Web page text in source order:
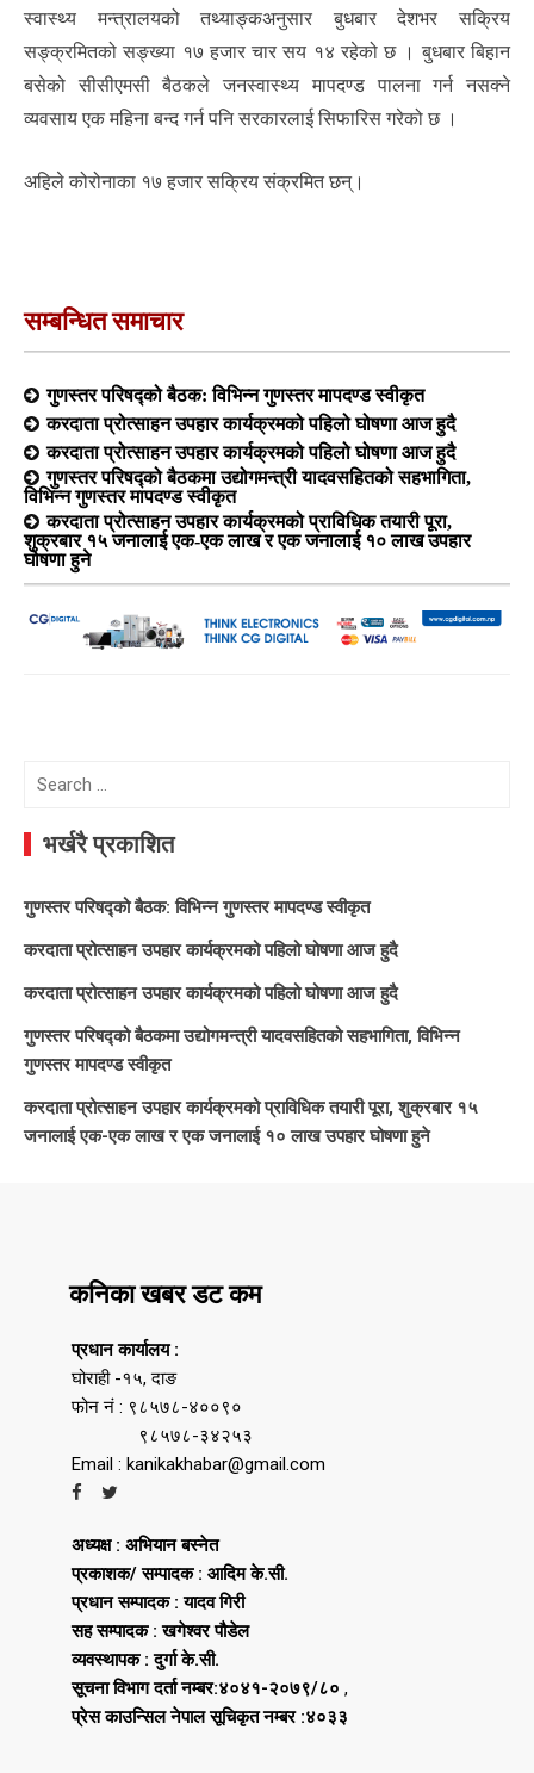
स्वास्थ्य मन्त्रालयको तथ्याङ्कअनुसार बुधबार देशभर सक्रिय
सङ्क्रमितको सङ्ख्या १७ हजार चार सय १४ रहेको छ । बुधबार बिहान
बसेको सीसीएमसी बैठकले जनस्वास्थ्य मापदण्ड पालना गर्न नसक्ने
व्यवसाय एक महिना बन्द गर्न पनि सरकारलाई सिफारिस गरेको छ ।
अहिले कोरोनाका १७ हजार सक्रिय संक्रमित छन्।
सम्बन्धित समाचार
गुणस्तर परिषद्को बैठक: विभिन्न गुणस्तर मापदण्ड स्वीकृत
करदाता प्रोत्साहन उपहार कार्यक्रमको पहिलो घोषणा आज हुदै
करदाता प्रोत्साहन उपहार कार्यक्रमको पहिलो घोषणा आज हुदै
गुणस्तर परिषद्को बैठकमा उद्योगमन्त्री यादवसहितको सहभागिता,
विभिन्न गुणस्तर मापदण्ड स्वीकृत
करदाता प्रोत्साहन उपहार कार्यक्रमको प्राविधिक तयारी पूरा,
शुक्रबार १५ जनालाई एक-एक लाख र एक जनालाई १० लाख उपहार
घोषणा हुने
Search
भर्खरै प्रकाशित
गुणस्तर परिषद्को बैठक: विभिन्न गुणस्तर मापदण्ड स्वीकृत
करदाता प्रोत्साहन उपहार कार्यक्रमको पहिलो घोषणा आज हुदै
करदाता प्रोत्साहन उपहार कार्यक्रमको पहिलो घोषणा आज हुदै
गुणस्तर परिषद्को बैठकमा उद्योगमन्त्री यादवसहितको सहभागिता, विभिन्न
गुणस्तर मापदण्ड स्वीकृत
करदाता प्रोत्साहन उपहार कार्यक्रमको प्राविधिक तयारी पूरा, शुक्रबार १५
जनालाई एक-एक लाख र एक जनालाई १० लाख उपहार घोषणा हुने
कनिका खबर डट कम
प्रधान कार्यालय :
घोराही -१५, दाङ
फोन नं : ९८५७८-४००९०
९८५७८-३४२५३
Email : kanikakhabar@gmail.com
अध्यक्ष : अभियान बस्नेत
प्रकाशक/ सम्पादक : आदिम के.सी.
प्रधान सम्पादक : यादव गिरी
सह सम्पादक : खगेश्वर पौडेल
व्यवस्थापक : दुर्गा के.सी.
सूचना विभाग दर्ता नम्बर:४०४१-२०७९/८० ,
प्रेस काउन्सिल नेपाल सूचिकृत नम्बर :४०३३